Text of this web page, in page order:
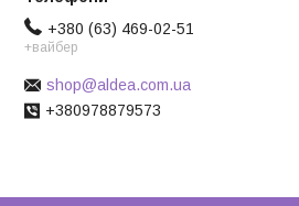
+380 (63) 469-02-51
+вайбер
shop@aldea.com.ua
+380978879573